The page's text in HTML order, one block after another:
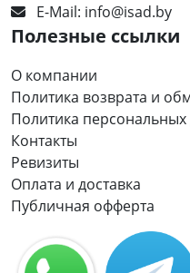
E-Mail: info@isad.by
Полезные ссылки
О компании
Политика возврата и
Политика
Контакты
Ревизиты
Оплата и доставка
Публичная офферта